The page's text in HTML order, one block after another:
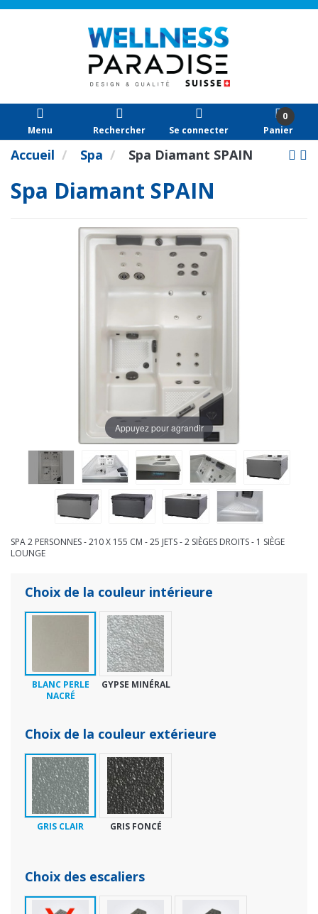
Menu Rechercher Se connecter
0
Panier
Accueil Spa Spa Diamant SPAIN
Spa Diamant SPAIN
Appuyez pour agrandir
SPA 2 PERSONNES - 210 X 155 CM - 25 JETS - 2 SIÈGES DROITS - 1 SIÈGE
LOUNGE
Choix de la couleur intérieure
BLANC PERLE
NACRÉ
GYPSE MINÉRAL
Choix de la couleur extérieure
GRIS CLAIR GRIS FONCÉ
Choix des escaliers